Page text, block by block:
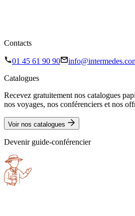
Contacts
01 45 61 90 90
Catalogues
Recevez gratuitement nos catalogues
nos voyages, nos conférenciers et nos
Voir nos catalogues
Devenir guide-conférencier